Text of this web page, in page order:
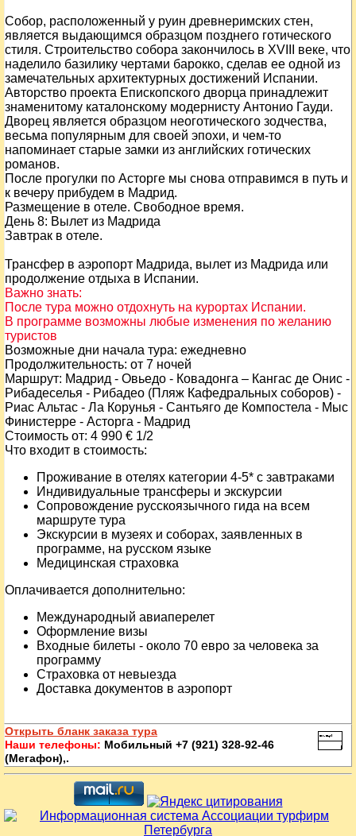
Собор, расположенный у руин древнеримских стен,
является выдающимся образцом позднего готического
стиля. Строительство собора закончилось в XVIII веке, что
наделило базилику чертами барокко, сделав ее одной из
замечательных архитектурных достижений Испании.
Авторство проекта Епископского дворца принадлежит
знаменитому каталонскому модернисту Антонио Гауди.
Дворец является образцом неоготического зодчества,
весьма популярным для своей эпохи, и чем-то
напоминает старые замки из английских готических
романов.
После прогулки по Асторге мы снова отправимся в путь и
к вечеру прибудем в Мадрид.
Размещение в отеле. Свободное время.
День 8: Вылет из Мадрида
Завтрак в отеле.
Трансфер в аэропорт Мадрида, вылет из Мадрида или
продолжение отдыха в Испании.
Важно знать:
После тура можно отдохнуть на курортах Испании.
В программе возможны любые изменения по желанию
туристов
Возможные дни начала тура: ежедневно
Продолжительность: от 7 ночей
Маршрут: Мадрид - Овьедо - Ковадонга – Кангас де Онис -
Рибадеселья - Рибадео (Пляж Кафедральных соборов) -
Риас Альтас - Ла Корунья - Сантьяго де Компостела - Мыс
Финистерре - Асторга - Мадрид
Стоимость от: 4 990 € 1/2
Что входит в стоимость:
Проживание в отелях категории 4-5* с завтраками
Индивидуальные трансферы и экскурсии
Сопровождение русскоязычного гида на всем
маршруте тура
Экскурсии в музеях и соборах, заявленных в
программе, на русском языке
Медицинская страховка
Оплачивается дополнительно:
Международный авиаперелет
Оформление визы
Входные билеты - около 70 евро за человека за
программу
Страховка от невыезда
Доставка документов в аэропорт
Открыть бланк заказа тура
Наши телефоны: Мобильный +7 (921) 328-92-46
(Мегафон),.